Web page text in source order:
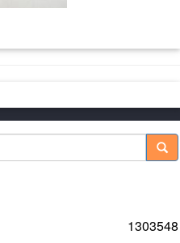
1303548